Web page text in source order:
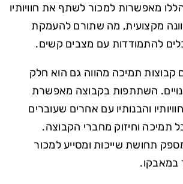
מאפשרות למכור לשתף את חוויותיו
מקצועית, מה שתורם להעמקת
להתמודדות עם מצבים קשים.
קבוצות תמיכה מהווה גם הוא חלק
השתתפות בקבוצה מאפשרת
והבנותיו עם אחרים שעוברים
תמיכה וחיזוק מחברי הקבוצה.
תחושת שייכות ומסייע למכור
במאבקו.